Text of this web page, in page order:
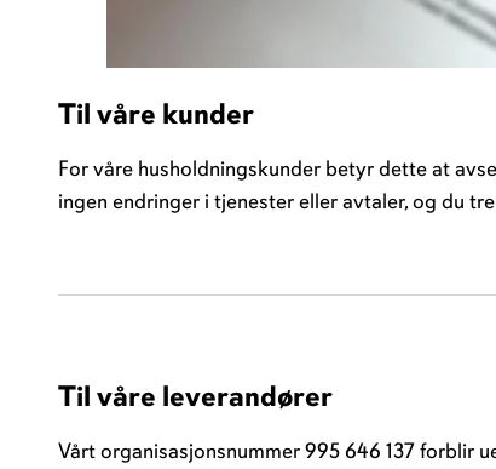
Til våre kunder
For våre husholdningskunder betyr dette at
ingen endringer i tjenester eller avtaler, og du
Til våre leverandører
Vårt organisasjonsnummer 995 646 137 forblir